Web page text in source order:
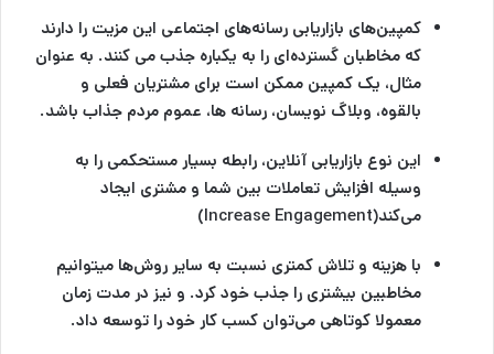
کمپین‌های بازاریابی رسانه‌های‌ اجتماعی این مزیت را دارند
که مخاطبان گسترده‌ای را به یکباره جذب می کنند. به عنوان
مثال، یک کمپین ممکن است برای مشتریان فعلی و
بالقوه، وبلاگ نویسان، رسانه ها، عموم مردم جذاب باشد.
این نوع بازاریابی آنلاین، رابطه بسیار مستحکمی را به
وسیله افزایش تعاملات بین شما و مشتری ایجاد
می‌کند(Increase Engagement)
با هزینه و تلاش کمتری نسبت به سایر روش‌ها میتوانیم‌
مخاطبین بیشتری را جذب خود کرد. و نیز در مدت زمان
معمولا کوتاهی می‌توان کسب کار خود را توسعه داد.